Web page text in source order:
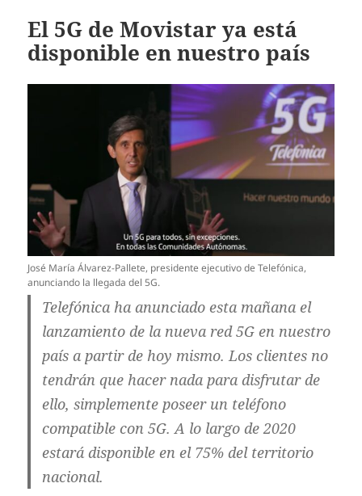
El 5G de Movistar ya está
disponible en nuestro país
José María Álvarez-Pallete, presidente ejecutivo de Telefónica,
anunciando la llegada del 5G.
Telefónica ha anunciado esta mañana el
lanzamiento de la nueva red 5G en nuestro
país a partir de hoy mismo. Los clientes no
tendrán que hacer nada para disfrutar de
ello, simplemente poseer un teléfono
compatible con 5G. A lo largo de 2020
estará disponible en el 75% del territorio
nacional.